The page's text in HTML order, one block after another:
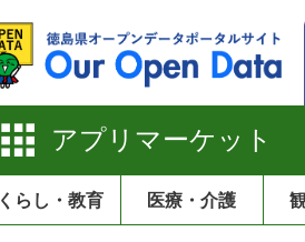
アプリマーケット
くらし・教育 医療・介護